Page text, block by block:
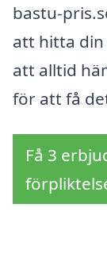
bastu-
att hitta din
att alltid
för att få
Få 3